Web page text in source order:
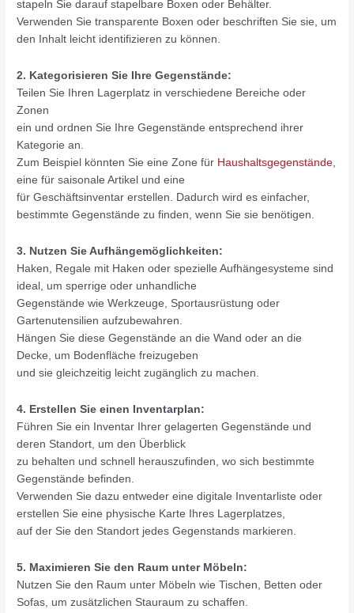
stapeln Sie darauf stapelbare Boxen oder Behälter.
Verwenden Sie transparente Boxen oder beschriften Sie sie, um
den Inhalt leicht identifizieren zu können.
2. Kategorisieren Sie Ihre Gegenstände:
Teilen Sie Ihren Lagerplatz in verschiedene Bereiche oder
Zonen
ein und ordnen Sie Ihre Gegenstände entsprechend ihrer
Kategorie an.
Zum Beispiel könnten Sie eine Zone für Haushaltsgegenstände,
eine für saisonale Artikel und eine
für Geschäftsinventar erstellen. Dadurch wird es einfacher,
bestimmte Gegenstände zu finden, wenn Sie sie benötigen.
3. Nutzen Sie Aufhängemöglichkeiten:
Haken, Regale mit Haken oder spezielle Aufhängesysteme sind
ideal, um sperrige oder unhandliche
Gegenstände wie Werkzeuge, Sportausrüstung oder
Gartenutensilien aufzubewahren.
Hängen Sie diese Gegenstände an die Wand oder an die
Decke, um Bodenfläche freizugeben
und sie gleichzeitig leicht zugänglich zu machen.
4. Erstellen Sie einen Inventarplan:
Führen Sie ein Inventar Ihrer gelagerten Gegenstände und
deren Standort, um den Überblick
zu behalten und schnell herauszufinden, wo sich bestimmte
Gegenstände befinden.
Verwenden Sie dazu entweder eine digitale Inventarliste oder
erstellen Sie eine physische Karte Ihres Lagerplatzes,
auf der Sie den Standort jedes Gegenstands markieren.
5. Maximieren Sie den Raum unter Möbeln:
Nutzen Sie den Raum unter Möbeln wie Tischen, Betten oder
Sofas, um zusätzlichen Stauraum zu schaffen.